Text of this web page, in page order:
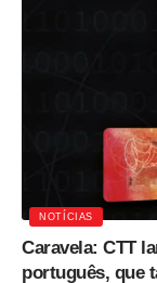
NOTÍCIAS
Caravela: CTT
português, que